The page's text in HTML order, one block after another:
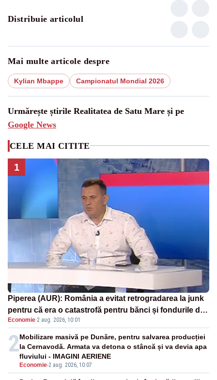
Distribuie articolul
Mai multe articole despre
Kylian Mbappe Campionatul Mondial 2026
Urmărește știrile Realitatea de Satu Mare și pe
Google News
CELE MAI CITITE
1
Piperea (AUR): România a evitat retrogradarea la junk
pentru că era o catastrofă pentru bănci și fondurile de
pensii
Economie·2 aug. 2026, 10:01
2
Economie-2 aug. 2026, 10:07
Mobilizare masivă pe Dunăre, pentru salvarea producției
la Cernavodă. Armata va detona o stâncă și va devia apa
fluviului - IMAGINI AERIENE